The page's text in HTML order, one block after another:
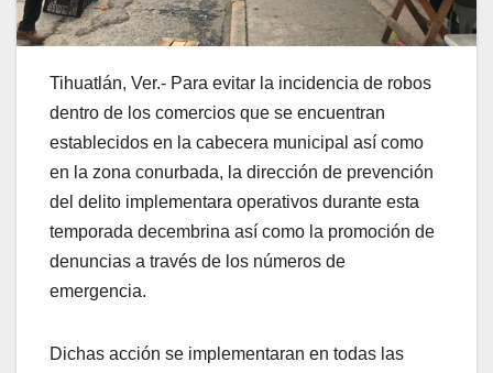
Tihuatlán, Ver.- Para evitar la incidencia de robos
dentro de los comercios que se encuentran
establecidos en la cabecera municipal así como
en la zona conurbada, la dirección de prevención
del delito implementara operativos durante esta
temporada decembrina así como la promoción de
denuncias a través de los números de
emergencia.
Dichas acción se implementaran en todas las